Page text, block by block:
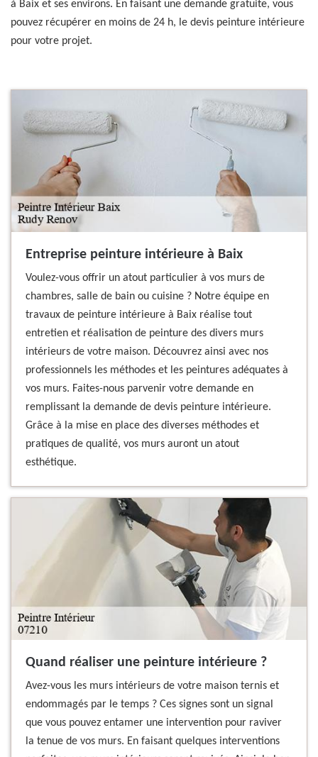
à Baix et ses environs. En faisant une demande gratuite, vous
pouvez récupérer en moins de 24 h, le devis peinture intérieure
pour votre projet.
Entreprise peinture intérieure à Baix
Voulez-vous offrir un atout particulier à vos murs de
chambres, salle de bain ou cuisine ? Notre équipe en
travaux de peinture intérieure à Baix réalise tout
entretien et réalisation de peinture des divers murs
intérieurs de votre maison. Découvrez ainsi avec nos
professionnels les méthodes et les peintures adéquates à
vos murs. Faites-nous parvenir votre demande en
remplissant la demande de devis peinture intérieure.
Grâce à la mise en place des diverses méthodes et
pratiques de qualité, vos murs auront un atout
esthétique.
Quand réaliser une peinture intérieure ?
Avez-vous les murs intérieurs de votre maison ternis et
endommagés par le temps ? Ces signes sont un signal
que vous pouvez entamer une intervention pour raviver
la tenue de vos murs. En faisant quelques interventions